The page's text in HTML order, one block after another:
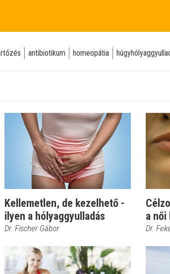
antibiotikum homeopátia
Kellemetlen, de kezelhető -
ilyen a hólyaggyulladás
Dr. Fischer Gábor
a női
Dr.